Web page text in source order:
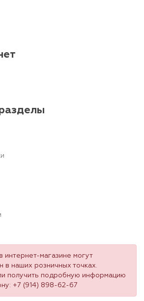
интернет-магазине могут
в наших розничных точках.
получить подробную информацию
+7 (914) 898-62-67